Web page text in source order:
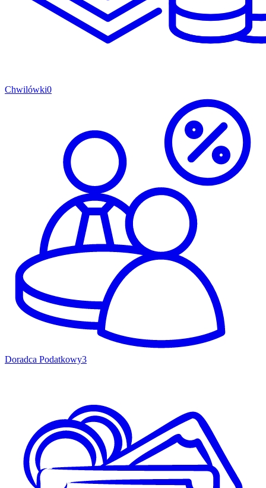
Chwilówki0
Doradca Podatkowy3